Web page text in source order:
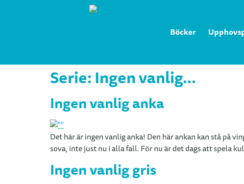
Böcker
Serie:Ingen vanlig...
Ingen vanlig anka
Det här är ingen vanlig anka! Den här ankan kan stå på
sova, inte just nu i alla fall. För nu är det dags att spela
Ingen vanlig gris